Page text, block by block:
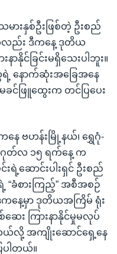
ားနှစ်ဦးဖြစ်တဲ့ ဦးစည်
ည်း ဒီကနေ့ ဒုတိယ
နိုင်ခြင်းမရှိသေးပါဘူး။
နောက်ဆုံးအခြေအနေ
င်ဖြူထွေးက တင်ပြပေး
နေ ဗဟန်းမြို့နယ်၊ ရွှေဂုံ-
ဂုတ်လ ၁၅ ရက်နေ့ က
ဆောင်းပါးရှင် ဦးစည်
ရဲ့ “ခံစားကြည့်” အစီအစဉ်
မှာ ဒုတိယအကြိမ် ရုံး
ေး ကြားနာနိုင်မှုမလုပ်
တယ်လို့ အကျိုးဆောင်ရှေ့နေ
ပါတယ်။